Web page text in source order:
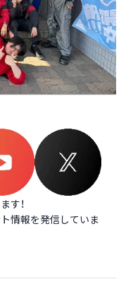
す！
情報を発信していま